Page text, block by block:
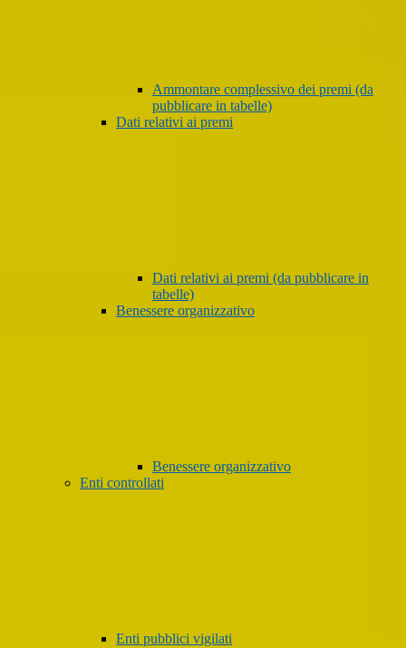
Ammontare complessivo dei premi (da
pubblicare in tabelle)
Dati relativi ai premi
Dati relativi ai premi (da pubblicare in
tabelle)
Benessere organizzativo
Benessere organizzativo
Enti controllati
Enti pubblici vigilati